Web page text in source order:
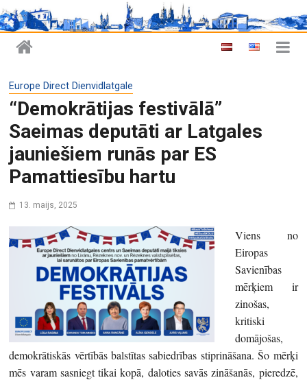
Europe Direct Dienvidlatgale
“Demokrātijas festivālā”
Saeimas deputāti ar Latgales
jauniešiem runās par ES
Pamattiesību hartu
13. maijs, 2025
Viens no
Eiropas
Savienības
mērķiem ir
zinošas,
kritiski
domājošas,
demokrātiskās vērtībās balstītas sabiedrības stiprināšana. Šo mērķi
mēs varam sasniegt tikai kopā, daloties savās zināšanās, pieredzē,